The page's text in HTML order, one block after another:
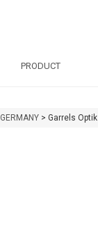
PRODUCT
GERMANY > Garrels Optik